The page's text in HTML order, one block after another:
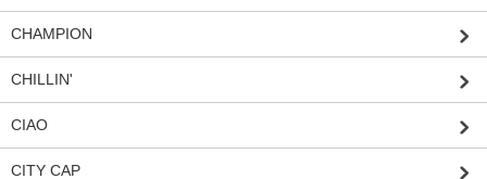
CHAMPION
CHILLIN'
CIAO
CITY CAP